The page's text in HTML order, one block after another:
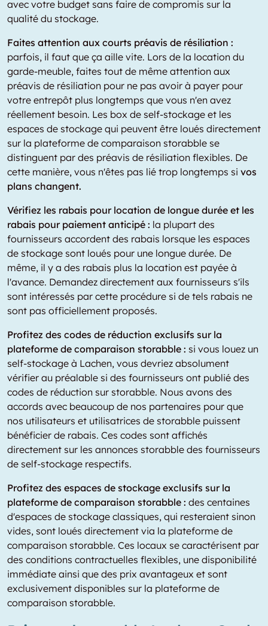
avec votre budget sans faire de compromis sur la
qualité du stockage.
Faites attention aux courts préavis de résiliation :
parfois, il faut que ça aille vite. Lors de la location du
garde-meuble, faites tout de même attention aux
préavis de résiliation pour ne pas avoir à payer pour
votre entrepôt plus longtemps que vous n'en avez
réellement besoin. Les box de self-stockage et les
espaces de stockage qui peuvent être loués directement
sur la plateforme de comparaison storabble se
distinguent par des préavis de résiliation flexibles. De
cette manière, vous n'êtes pas lié trop longtemps si vos
plans changent.
Vérifiez les rabais pour location de longue durée et les
rabais pour paiement anticipé : la plupart des
fournisseurs accordent des rabais lorsque les espaces
de stockage sont loués pour une longue durée. De
même, il y a des rabais plus la location est payée à
l'avance. Demandez directement aux fournisseurs s'ils
sont intéressés par cette procédure si de tels rabais ne
sont pas officiellement proposés.
Profitez des codes de réduction exclusifs sur la
plateforme de comparaison storabble : si vous louez un
self-stockage à Lachen, vous devriez absolument
vérifier au préalable si des fournisseurs ont publié des
codes de réduction sur storabble. Nous avons des
accords avec beaucoup de nos partenaires pour que
nos utilisateurs et utilisatrices de storabble puissent
bénéficier de rabais. Ces codes sont affichés
directement sur les annonces storabble des fournisseurs
de self-stockage respectifs.
Profitez des espaces de stockage exclusifs sur la
plateforme de comparaison storabble : des centaines
d'espaces de stockage classiques, qui resteraient sinon
vides, sont loués directement via la plateforme de
comparaison storabble. Ces locaux se caractérisent par
des conditions contractuelles flexibles, une disponibilité
immédiate ainsi que des prix avantageux et sont
exclusivement disponibles sur la plateforme de
comparaison storabble.